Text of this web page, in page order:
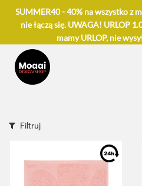
SUMMER40 - 40% na wszystko z
nie łączą się. UWAGA! URLOP
mamy URLOP, nie
Filtruj